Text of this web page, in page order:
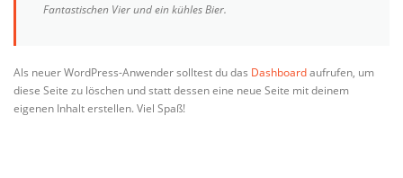
Fantastischen Vier und ein kühles Bier.
Als neuer WordPress-Anwender solltest du das Dashboardaufrufen, um
diese Seite zu löschen und statt dessen eine neue Seite mit deinem
eigenen Inhalt erstellen. Viel Spaß!